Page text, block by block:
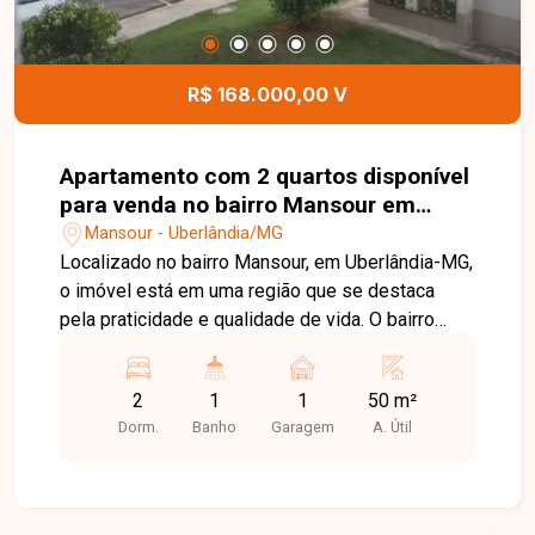
R$ 168.000,00 V
Apartamento com 2 quartos disponível
para venda no bairro Mansour em
Uberlândia - MG.
Mansour - Uberlândia/MG
Localizado no bairro Mansour, em Uberlândia-MG,
o imóvel está em uma região que se destaca
pela praticidade e qualidade de vida. O bairro
supermercados e vias principais da cidade, além
de contar com infraestrutura completa, ruas bem
planejadas e um ambiente tranquilo, ideal para
2
Dorm.
1
Banho
1
Garagem
50 m²
A. Útil